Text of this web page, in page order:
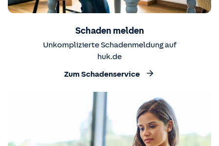
Schaden melden
Unkomplizierte Schadenmeldung auf
huk.de
Zum Schadenservice